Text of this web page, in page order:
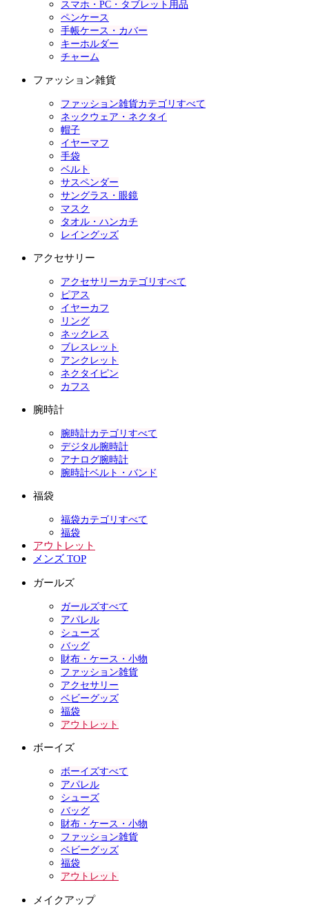
スマホ・PC・タブレット用品
ペンケース
手帳ケース・カバー
キーホルダー
チャーム
ファッション雑貨
ファッション雑貨カテゴリすべて
ネックウェア・ネクタイ
帽子
イヤーマフ
手袋
ベルト
サスペンダー
サングラス・眼鏡
マスク
タオル・ハンカチ
レイングッズ
アクセサリー
アクセサリーカテゴリすべて
ピアス
イヤーカフ
リング
ネックレス
ブレスレット
アンクレット
ネクタイピン
カフス
腕時計
腕時計カテゴリすべて
デジタル腕時計
アナログ腕時計
腕時計ベルト・バンド
福袋
福袋カテゴリすべて
福袋
アウトレット
メンズ TOP
ガールズ
ガールズすべて
アパレル
シューズ
バッグ
財布・ケース・小物
ファッション雑貨
アクセサリー
ベビーグッズ
福袋
アウトレット
ボーイズ
ボーイズすべて
アパレル
シューズ
バッグ
財布・ケース・小物
ファッション雑貨
ベビーグッズ
福袋
アウトレット
メイクアップ